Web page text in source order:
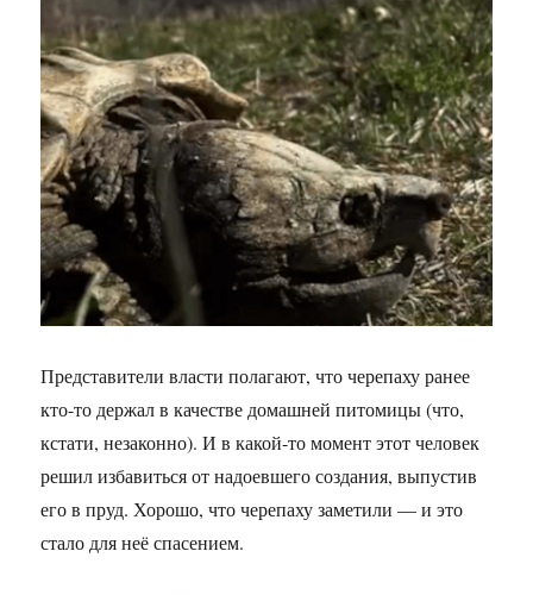
Представители власти полагают, что черепаху ранее
кто-то держал в качестве домашней питомицы (что,
кстати, незаконно). И в какой-то момент этот человек
решил избавиться от надоевшего создания, выпустив
его в пруд. Хорошо, что черепаху заметили — и это
стало для неё спасением.